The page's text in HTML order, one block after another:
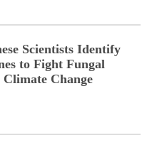
Scientists Identify
to Fight Fungal
Climate Change